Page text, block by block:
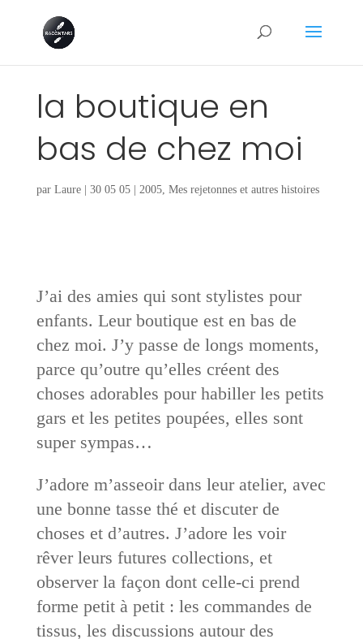
la boutique en
bas de chez moi
par Laure| 30 05 05| 2005, Mes rejetonnes et autres histoires
J’ai des amies qui sont stylistes pour
enfants. Leur boutique est en bas de
chez moi. J’y passe de longs moments,
parce qu’outre qu’elles créent des
choses adorables pour habiller les petits
gars et les petites poupées, elles sont
super sympas…
J’adore m’asseoir dans leur atelier, avec
une bonne tasse thé et discuter de
choses et d’autres. J’adore les voir
rêver leurs futures collections, et
observer la façon dont celle-ci prend
forme petit à petit : les commandes de
tissus, les discussions autour des